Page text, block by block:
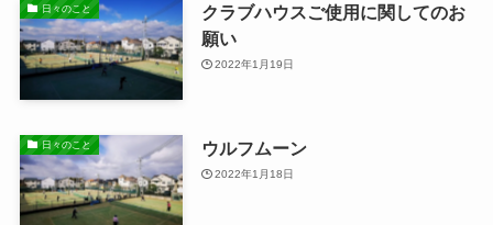
日々のこと
クラブハウスご使用に関してのお
願い
2022年1月19日
日々のこと ウルフムーン
2022年1月18日